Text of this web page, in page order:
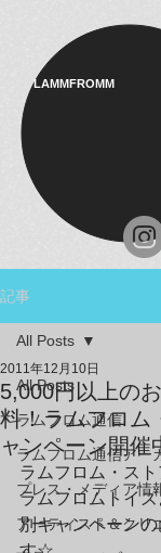
LAMMFROMM​
記事
All Posts
ラムフロム通信
ラムフロム通信アー
プレス・メディア情
アーティスト＆クリ
All Posts
5,000円以上の
料！ラムフロム
ャンペーン開
2011年12月10日
ラムフロム・ス
ラムフロムトイ
別キャンペーン